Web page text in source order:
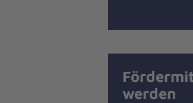
werden